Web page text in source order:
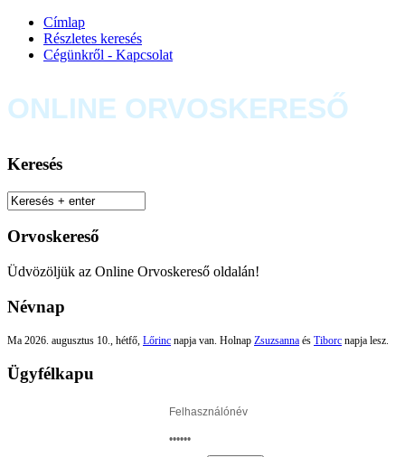
Címlap
Részletes keresés
Cégünkről - Kapcsolat
ONLINE ORVOSKERESŐ
Keresés
Orvoskereső
Üdvözöljük az Online Orvoskereső oldalán!
Névnap
Ma 2026. augusztus 10., hétfő, Lőrinc napja van. Holnap Zsuzsanna és Tiborc napja lesz.
Ügyfélkapu